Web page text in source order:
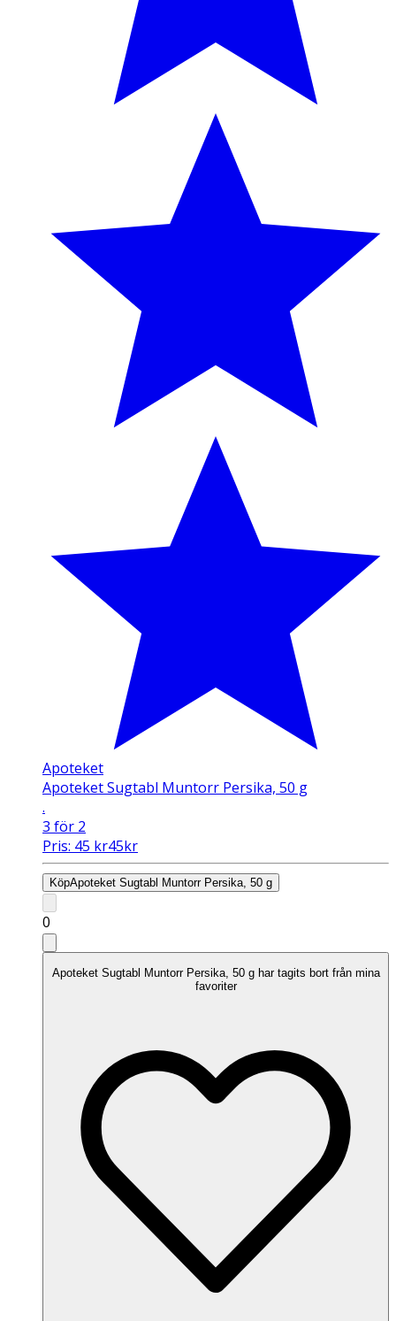
Apoteket
Apoteket Sugtabl Muntorr Persika, 50 g
.
3 för 2
Pris: 45 kr45kr
KöpApoteket Sugtabl Muntorr Persika, 50 g
0
Apoteket Sugtabl Muntorr Persika, 50 g har tagits bort från mina
favoriter